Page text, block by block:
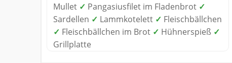
Mullet ✓ Pangasiusfilet im Fladenbrot ✓
Sardellen ✓ Lammkotelett ✓ Fleischbällchen
✓ Fleischbällchen im Brot ✓ Hühnerspieß ✓
Grillplatte